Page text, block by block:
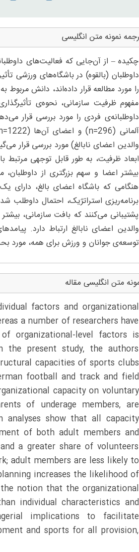
نمونه متن انگلیسی
چکیده – از آن‌جایی که فعالیت‌های
داوطلبان (بالقوه) در باشگاه‌های ورزشی
را مورد مطالعه قرار داده‌اند، دانش
مفهوم ظرفیت سازمانی، نحوه‌ی
داوطلبانه‌ی فردی را مورد بررسی قرار
والدین اعضای نابالغ) مورد بررسی قرار
ابعاد ظرفیت، به طور قابل توجهی مرتبط
بیشتر اعضا و سهم بزرگتری از
هنگامی که باشگاه اعضای بالغ،
برنامه‌ریزی استراتژیک، احتمال داوطلب
پشتیبانی می‌کنند که بافت سازمانی،
والدین اعضای نابالغ ارتباط دارد.
توسعه‌ی جوانان و ورزش برای همه، مورد
متن انگلیسی مقاله
factors and organizational
a number of researchers have
organizational-level factors is
the present study, the authors
capacities of sports clubs
football and track and field
capacity on voluntary
of underage members, are
analyses show that all capacity
of both adult members and
a greater share of volunteers
adult members are less likely to
increases the likelihood of
notion that the organizational
individual characteristics and
implications to facilitate
and sports for all provision,